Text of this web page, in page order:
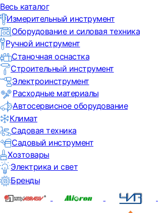
Весь каталог
Измерительный инструмент
Оборудование и силовая техника
Ручной инструмент
Станочная оснастка
Строительный инструмент
Электроинструмент
Расходные материалы
Автосервисное оборудование
Климат
Садовая техника
Садовый инструмент
Хозтовары
Электрика и свет
Бренды